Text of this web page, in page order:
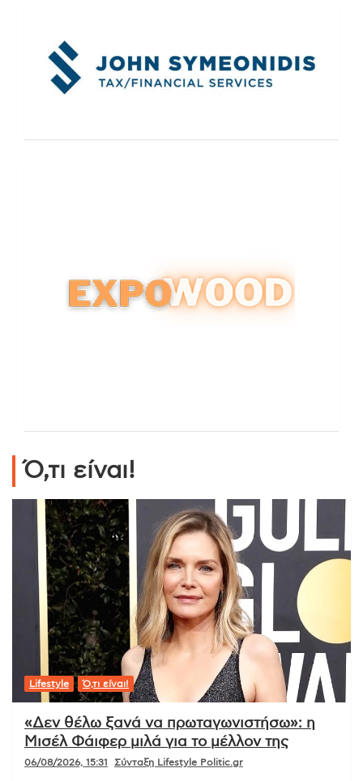
Ό,τι είναι!
Lifestyle Ό,τι είναι!
«Δεν θέλω ξανά να πρωταγωνιστήσω»: η
Μισέλ Φάιφερ μιλά για το μέλλον της
06/08/2026, 15:31 Σύνταξη Lifestyle Politic.gr